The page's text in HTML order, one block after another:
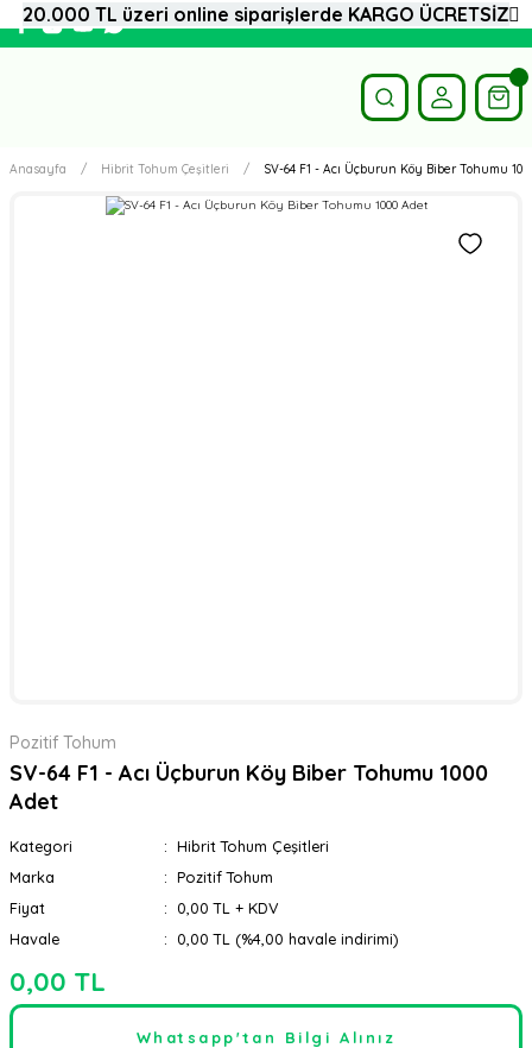
Anasayfa Hibrit Tohum Çeşitleri SV-64 F1 - Acı Üçburun Köy Biber Tohumu
Pozitif Tohum
SV-64 F1 - Acı Üçburun Köy Biber Tohumu 1000
Adet
Kategori
Hibrit Tohum Çeşitleri
Marka
Pozitif Tohum
Fiyat
0,00 TL + KDV
Havale
0,00 TL (%4,00 havale indirimi)
0,00 TL
Whatsapp'tan Bilgi Alınız
20.000 TL üzeri online siparişlerde KARGO ÜCRETSİZ